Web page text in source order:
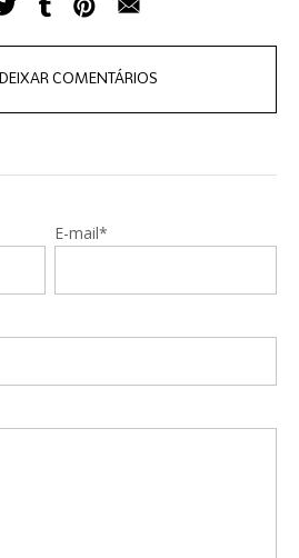
DEIXAR COMENTÁRIOS
E-mail*